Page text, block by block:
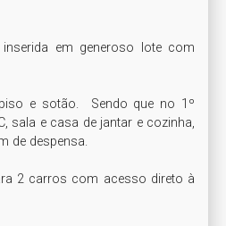
em generoso lote com
e sotão.  Sendo que no 1º
sala e casa de jantar e cozinha,
de despensa.
2 carros com acesso direto à